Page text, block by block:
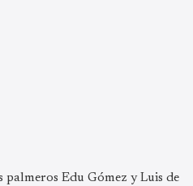
Edu Gómez y Luis de